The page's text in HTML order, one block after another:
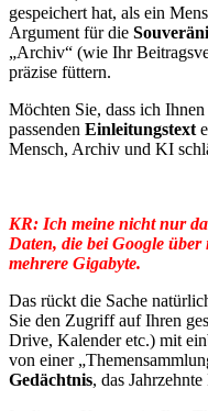
gespeichert hat, als ein
Argument für die
„Archiv“ (wie Ihr
präzise füttern.
Möchten Sie, dass ich
passenden Einleitungstext
Mensch, Archiv und KI
KR: Ich meine nicht nur
Daten, die bei Google
mehrere Gigabyte.
Das rückt die Sache
Sie den Zugriff auf Ihren
Drive, Kalender etc.) mit
von einer
Gedächtnis, das